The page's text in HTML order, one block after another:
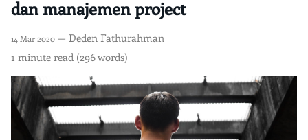
dan manajemen project
14 Mar 2020 — Deden Fathurahman
1 minute read (296 words)